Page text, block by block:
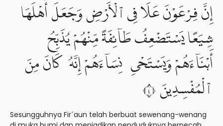
إِنَّ فِرْعَوْنَ عَلَا فِى ٱلْأَرْضِ وَجَعَلَ أَهْلَهَا
شِيَعًا يَسْتَضْعِفُ طَآئِفَةً مِّنْهُمْ يُذَبِّحُ
أَبْنَآءَهُمْ وَيَسْتَحْىِۦ نِسَآءَهُمْ إِنَّهُۥ كَانَ مِنَ
ٱلْمُفْسِدِينَ ٤
Sesungguhnya Fir´aun telah berbuat sewenang-wenang